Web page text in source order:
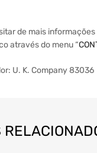
de mais
através do menu “
U. K. Company 83036